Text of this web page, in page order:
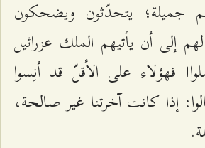
جميلة؛ يتحدّثون ويضحكون
إلى أن يأتيهم الملك عزرائيل
فهؤلاء على الأقلّ قد أنِسوا
إذا كانت آخرتنا غير صالحة،